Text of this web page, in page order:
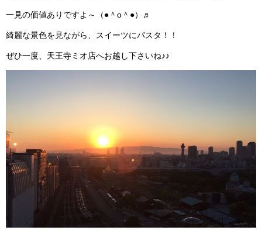
一見の価値ありですよ～（●＾o＾●）♬
綺麗な景色を見ながら、スイーツにパスタ！！
ぜひ一度、天王寺ミオ店へお越し下さいね♪♪